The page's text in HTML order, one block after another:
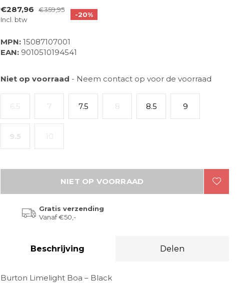
€287,96
€359,95
Incl. btw
-20%
MPN: 15087107001
EAN: 9010510194541
Niet op voorraad - Neem contact op voor de voorraad
6.5 7 7.5 8 8.5 9
9.5 10
NIET OP VOORRAAD
Gratis verzending
Vanaf €50,-
Beschrijving Delen
Burton Limelight Boa – Black